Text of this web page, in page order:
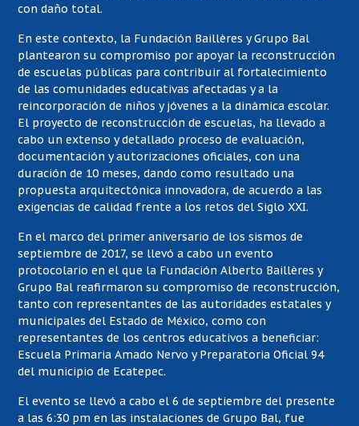
con daño total.
En este contexto, la Fundación Baillères y Grupo Bal
plantearon su compromiso por apoyar la reconstrucción
de escuelas públicas para contribuir al fortalecimiento
de las comunidades educativas afectadas y a la
reincorporación de niños y jóvenes a la dinámica escolar.
El proyecto de reconstrucción de escuelas, ha llevado a
cabo un extenso y detallado proceso de evaluación,
documentación y autorizaciones oficiales, con una
duración de 10 meses, dando como resultado una
propuesta arquitectónica innovadora, de acuerdo a las
exigencias de calidad frente a los retos del Siglo XXI.
En el marco del primer aniversario de los sismos de
septiembre de 2017, se llevó a cabo un evento
protocolario en el que la Fundación Alberto Baillères y
Grupo Bal reafirmaron su compromiso de reconstrucción,
tanto con representantes de las autoridades estatales y
municipales del Estado de México, como con
representantes de los centros educativos a beneficiar:
Escuela Primaria Amado Nervo y Preparatoria Oficial 94
del municipio de Ecatepec.
El evento se llevó a cabo el 6 de septiembre del presente
a las 6:30 pm en las instalaciones de Grupo Bal, fue